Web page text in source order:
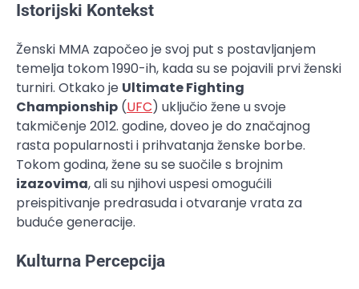
Istorijski Kontekst
Ženski MMA započeo je svoj put s postavljanjem
temelja tokom 1990-ih, kada su se pojavili prvi ženski
turniri. Otkako je Ultimate Fighting
Championship (UFC) uključio žene u svoje
takmičenje 2012. godine, doveo je do značajnog
rasta popularnosti i prihvatanja ženske borbe.
Tokom godina, žene su se suočile s brojnim
izazovima, ali su njihovi uspesi omogućili
preispitivanje predrasuda i otvaranje vrata za
buduće generacije.
Kulturna Percepcija